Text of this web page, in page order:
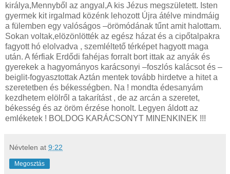
királya,Mennyből az angyal,A kis Jézus megszületett. Isten
gyermek kit irgalmad közénk lehozott Újra átélve mindmáig
a fülemben egy valóságos –örömódának tűnt amit halottam.
Sokan voltak,elözönlötték az egész házat és a cipőtalpakra
fagyott hó elolvadva , szemléltető térképet hagyott maga
után. A férfiak Erdődi fahéjas forralt bort ittak az anyák és
gyerekek a hagyományos karácsonyi –foszlós kalácsot és –
beiglit-fogyasztottak Aztán mentek tovább hirdetve a hitet a
szeretetben és békességben. Na ! mondta édesanyám
kezdhetem elölről a takarítást , de az arcán a szeretet,
békesség és az öröm érzése honolt. Legyen áldott az
emléketek ! BOLDOG KARÁCSONYT MINENKINEK !!!
Névtelen at 9:22
Megosztás